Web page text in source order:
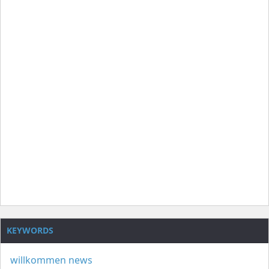
KEYWORDS
willkommen news